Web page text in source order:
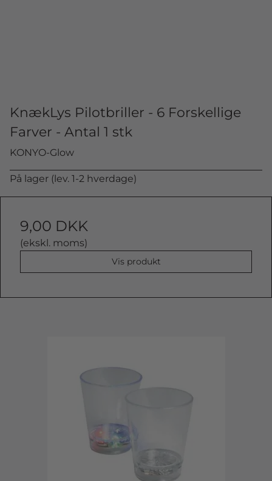
KnækLys Pilotbriller - 6 Forskellige
Farver - Antal 1 stk
KONYO-Glow
På lager (lev. 1-2 hverdage)
9,00 DKK
(ekskl. moms)
Vis produkt